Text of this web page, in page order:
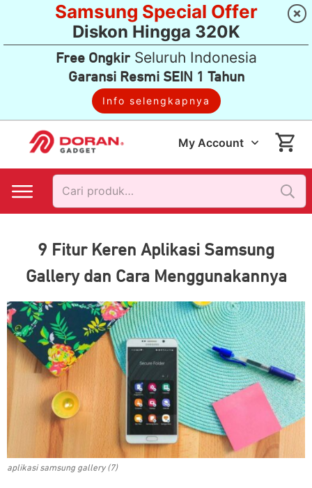
My Account
9 Fitur Keren Aplikasi Samsung
Gallery dan Cara Menggunakannya
aplikasi samsung gallery (7)
Samsung Special Offer
Diskon Hingga 320K
Free OngkirSeluruh Indonesia
Garansi Resmi SEIN 1 Tahun
Info selengkapnya